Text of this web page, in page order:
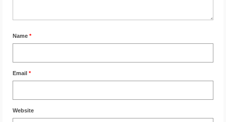
Name *
Email *
Website